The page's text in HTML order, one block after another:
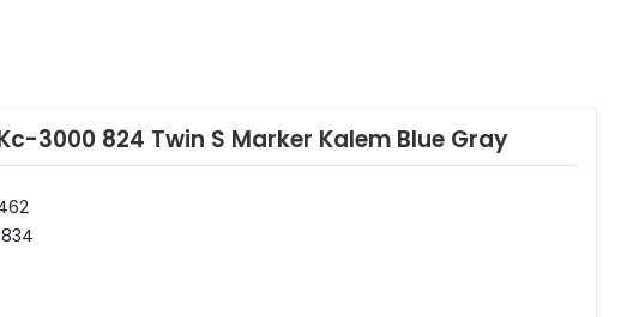
3000 824 Twin S Marker Kalem Blue Gray